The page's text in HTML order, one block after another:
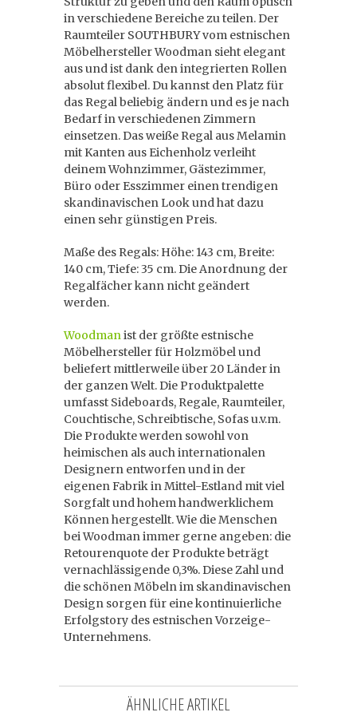
in verschiedene Bereiche zu teilen. Der
Raumteiler SOUTHBURY vom estnischen
Möbelhersteller Woodman sieht elegant
aus und ist dank den integrierten Rollen
absolut flexibel. Du kannst den Platz für
das Regal beliebig ändern und es je nach
Bedarf in verschiedenen Zimmern
einsetzen. Das weiße Regal aus Melamin
mit Kanten aus Eichenholz verleiht
deinem Wohnzimmer, Gästezimmer,
Büro oder Esszimmer einen trendigen
skandinavischen Look und hat dazu
einen sehr günstigen Preis.
Maße des Regals: Höhe: 143 cm, Breite:
140 cm, Tiefe: 35 cm. Die Anordnung der
Regalfächer kann nicht geändert
werden.
Woodmanist der größte estnische
Möbelhersteller für Holzmöbel und
beliefert mittlerweile über 20 Länder in
der ganzen Welt. Die Produktpalette
umfasst Sideboards, Regale, Raumteiler,
Couchtische, Schreibtische, Sofas u.v.m.
Die Produkte werden sowohl von
heimischen als auch internationalen
Designern entworfen und in der
eigenen Fabrik in Mittel-Estland mit viel
Sorgfalt und hohem handwerklichem
Können hergestellt. Wie die Menschen
bei Woodman immer gerne angeben: die
Retourenquote der Produkte beträgt
vernachlässigende 0,3%. Diese Zahl und
die schönen Möbeln im skandinavischen
Design sorgen für eine kontinuierliche
Erfolgstory des estnischen Vorzeige-
Unternehmens.
ÄHNLICHE ARTIKEL